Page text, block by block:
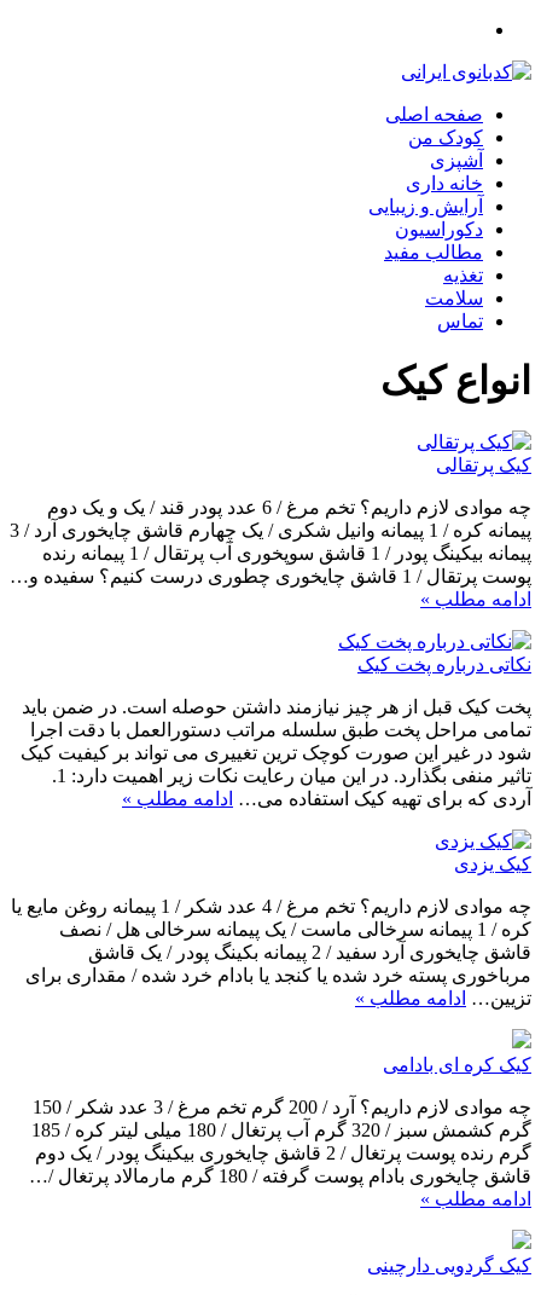
صفحه اصلی
کودک من
آشپزی
خانه داری
آرایش و زیبایی
دکوراسیون
مطالب مفید
تغذیه
سلامت
تماس
انواع کیک
کیک پرتقالی
چه موادی لازم داریم؟ تخم مرغ / 6 عدد پودر قند / یک و یک دوم
پیمانه کره / 1 پیمانه وانیل شکری / یک چهارم قاشق چایخوری آرد / 3
پیمانه بیکینگ پودر / 1 قاشق سوپخوری آب پرتقال / 1 پیمانه رنده
پوست پرتقال / 1 قاشق چایخوری چطوری درست کنیم؟ سفیده و…
ادامه مطلب »
نکاتی درباره پخت کیک
پخت کیک قبل از هر چیز نیازمند داشتن حوصله است. در ضمن باید
تمامی مراحل پخت طبق سلسله مراتب دستورالعمل با دقت اجرا
شود در غیر این صورت کوچک ترین تغییری می تواند بر کیفیت کیک
تاثیر منفی بگذارد. در این میان رعایت نکات زیر اهمیت دارد: 1.
آردی که برای تهیه کیک استفاده می… ادامه مطلب »
کیک یزدی
چه موادی لازم داریم؟ تخم مرغ / 4 عدد شکر / 1 پیمانه روغن مایع یا
کره / 1 پیمانه سرخالی ماست / یک پیمانه سرخالی هل / نصف
قاشق چایخوری آرد سفید / 2 پیمانه بکینگ پودر / یک قاشق
مرباخوری پسته خرد شده یا کنجد یا بادام خرد شده / مقداری برای
تزیین… ادامه مطلب »
کیک کره ای بادامی
چه موادی لازم داریم؟ آرد / 200 گرم تخم مرغ / 3 عدد شکر / 150
گرم کشمش سبز / 320 گرم آب پرتغال / 180 میلی لیتر کره / 185
گرم رنده پوست پرتغال / 2 قاشق چایخوری بیکینگ پودر / یک دوم
قاشق چایخوری بادام پوست گرفته / 180 گرم مارمالاد پرتغال /…
ادامه مطلب »
کیک گردویی دارچینی